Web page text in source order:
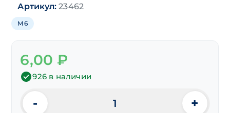
Артикул: 23462
М6
6,00₽
926 в наличии
Количество
- +